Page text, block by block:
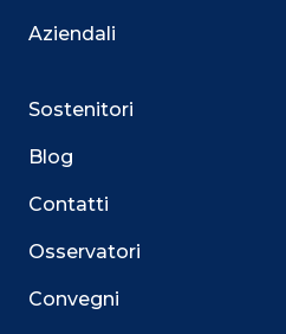
Aziendali
Sostenitori
Blog
Contatti
Osservatori
Convegni